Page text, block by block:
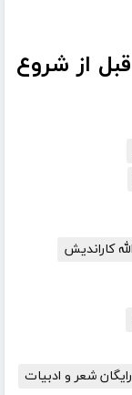
از شروع
کاراندیش
شعر و ادبیات